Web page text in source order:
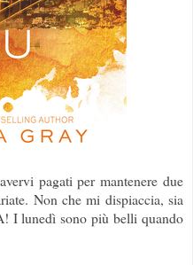
pagati per mantenere due
Non che mi dispiaccia, sia
I lunedì sono più belli quando